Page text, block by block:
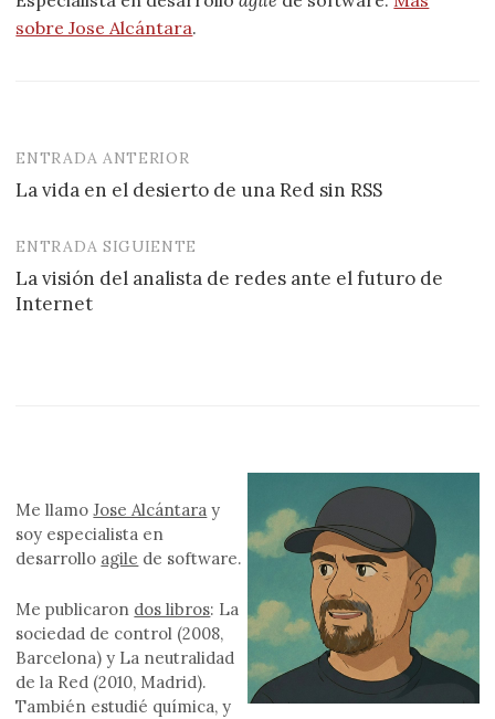
sobre Jose Alcántara.
Navegación
de
entradas
ENTRADA ANTERIOR
La vida en el desierto de una Red sin RSS
ENTRADA SIGUIENTE
La visión del analista de redes ante el futuro de
Internet
Me llamoJose Alcántara y
soy especialista en
desarrollo agile de software.
Me publicaron dos libros: La
sociedad de control (2008,
Barcelona) y La neutralidad
de la Red (2010, Madrid).
También estudié química, y